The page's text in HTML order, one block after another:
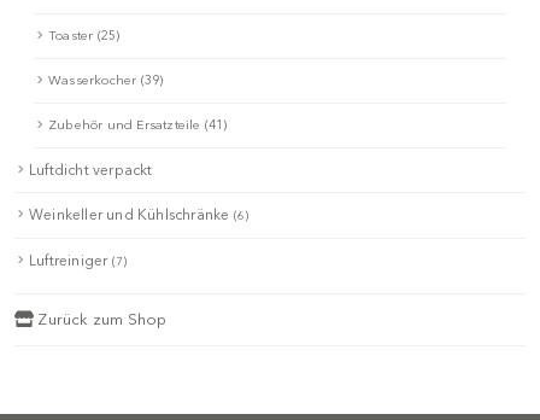
Toaster (25)
Wasserkocher (39)
Zubehör und Ersatzteile (41)
Luftdicht verpackt
Weinkeller und Kühlschränke (6)
Luftreiniger (7)
Zurück zum Shop